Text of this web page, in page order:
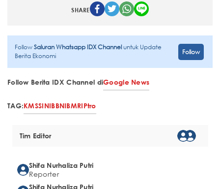
SHARE
FollowSaluran Whatsapp IDX Channeluntuk Update
Berita Ekonomi
Follow
Follow Berita IDX Channel diGoogle News
TAG:KMSSINIBBNIBMRIPtro
Tim Editor
Shifa Nurhaliza Putri
Reporter
Shifa Nurhaliza Putri